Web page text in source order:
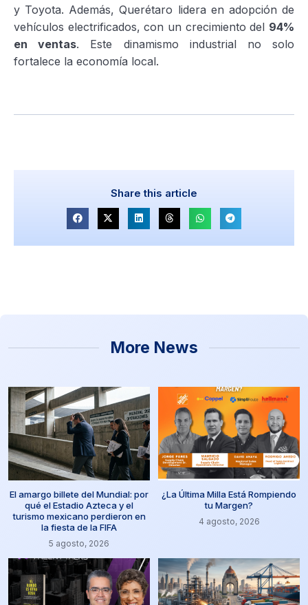
y Toyota. Además, Querétaro lidera en adopción de
vehículos electrificados, con un crecimiento del 94%
en ventas. Este dinamismo industrial no solo
fortalece la economía local.
Share this article
More News
El amargo billete del Mundial: por
qué el Estadio Azteca y el
turismo mexicano perdieron en
la fiesta de la FIFA
5 agosto, 2026
¿La Última Milla Está Rompiendo
tu Margen?
4 agosto, 2026